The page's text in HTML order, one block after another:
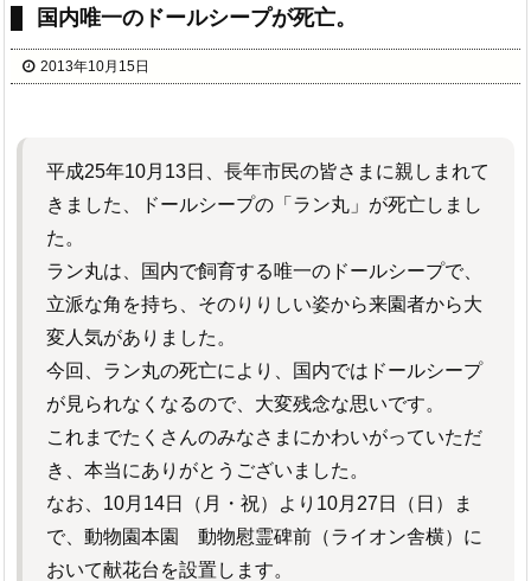
国内唯一のドールシープが死亡。
2013年10月15日
平成25年10月13日、長年市民の皆さまに親しまれて
きました、ドールシープの「ラン丸」が死亡しまし
た。
ラン丸は、国内で飼育する唯一のドールシープで、
立派な角を持ち、そのりりしい姿から来園者から大
変人気がありました。
今回、ラン丸の死亡により、国内ではドールシープ
が見られなくなるので、大変残念な思いです。
これまでたくさんのみなさまにかわいがっていただ
き、本当にありがとうございました。
なお、10月14日（月・祝）より10月27日（日）ま
で、動物園本園 動物慰霊碑前（ライオン舎横）に
おいて献花台を設置します。